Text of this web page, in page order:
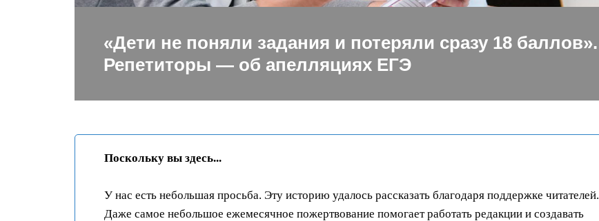
«Дети не поняли задания и потеряли сразу 18 баллов».
Репетиторы — об апелляциях ЕГЭ
Поскольку вы здесь...
У нас есть небольшая просьба. Эту историю удалось рассказать благодаря поддержке читателей.
Даже самое небольшое ежемесячное пожертвование помогает работать редакции и создавать